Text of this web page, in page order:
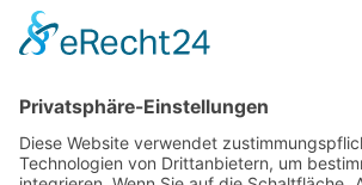
Vogue Vintage
Herren
Accessoires
Einzelschnittmuster Burda
Tops
Kleider